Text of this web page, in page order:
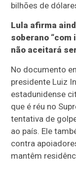
bilhões de
Lula afirma
soberano
não aceitará
No documento
presidente Luiz
estadunidense
que é réu no
tentativa de
ao país. Ele
contra
mantêm